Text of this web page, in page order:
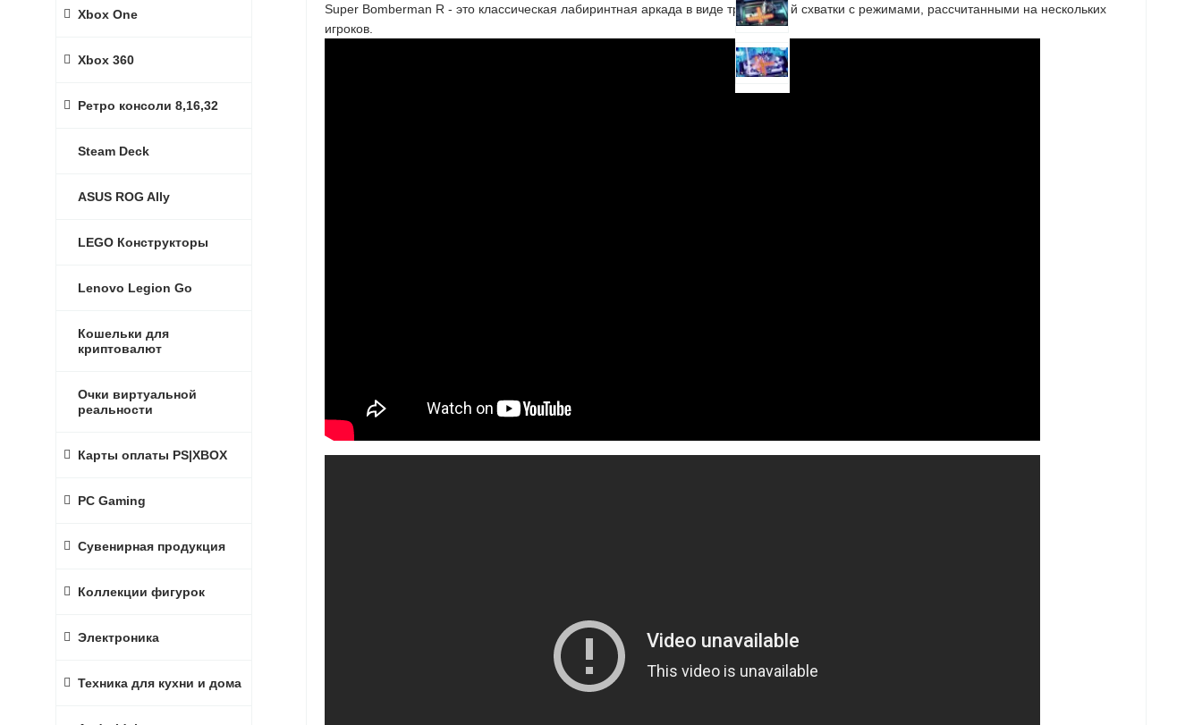
Super Bomberman R - это классическая лабиринтная аркада в виде трехмерной схватки с режимами, рассчитанными на нескольких
игроков.
Xbox One
Xbox 360
Ретро консоли 8,16,32
Steam Deck
ASUS ROG Ally
LEGO Конструкторы
Lenovo Legion Go
Кошельки для
криптовалют
Очки виртуальной
реальности
Карты оплаты PS|XBOX
PC Gaming
Сувенирная продукция
Коллекции фигурок
Электроника
Техника для кухни и дома